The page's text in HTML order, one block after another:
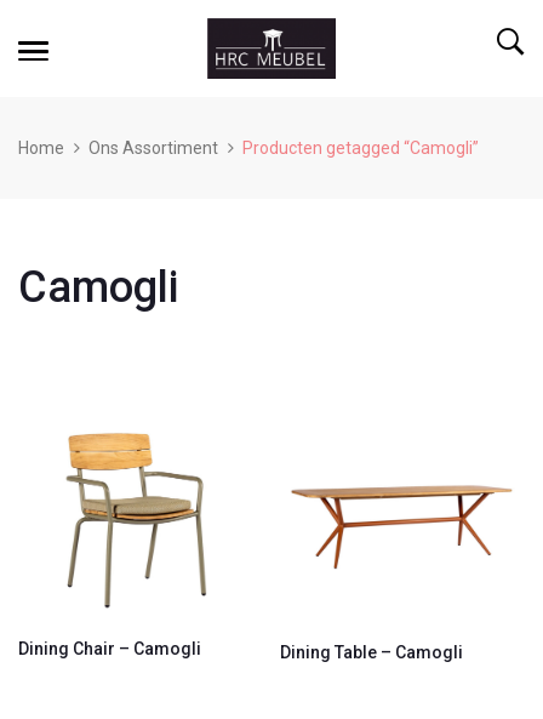
Home Ons Assortiment Producten getagged “Camogli”
Camogli
Dining Chair – Camogli Dining Table – Camogli